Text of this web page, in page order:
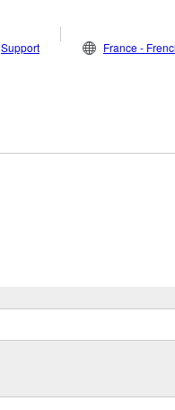
Support France -